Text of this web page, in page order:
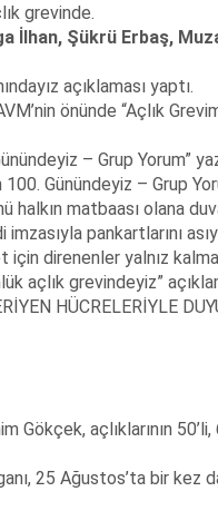
grevinde.
İlhan, Şükrü Erbaş,
açıklaması yaptı.
önünde “Açlık
– Grup Yorum”
Günündeyiz – Grup
halkın matbaası olana
pankartlarını
için direnenler yalnız
açlık grevindeyiz”
HÜCRELERİYLE
Gökçek, açlıklarının
25 Ağustos’ta bir kez